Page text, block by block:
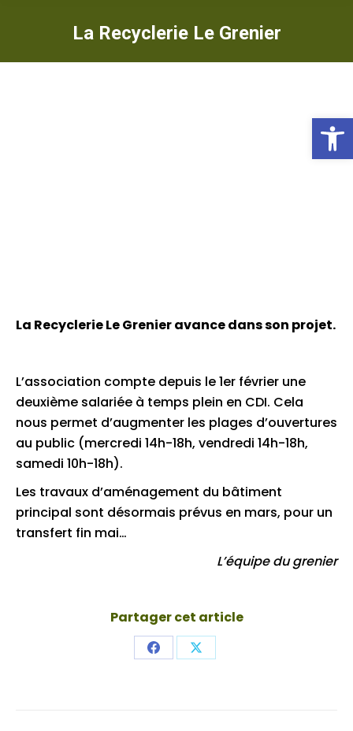
La Recyclerie Le Grenier
La Recyclerie Le Grenier avance dans son projet.
L’association compte depuis le 1er février une
deuxième salariée à temps plein en CDI. Cela
nous permet d’augmenter les plages d’ouvertures
au public (mercredi 14h-18h, vendredi 14h-18h,
samedi 10h-18h).
Les travaux d’aménagement du bâtiment
principal sont désormais prévus en mars, pour un
transfert fin mai…
L’équipe du grenier
Partager cet article
Share Share